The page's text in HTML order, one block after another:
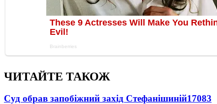
ЧИТАЙТЕ ТАКОЖ
Суд обрав запобіжний захід Стефанішиній17083